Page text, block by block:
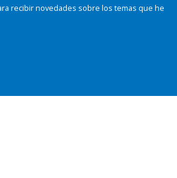
recibir novedades sobre los temas que he